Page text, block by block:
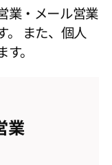
業・メール営業
また、個人
。
業